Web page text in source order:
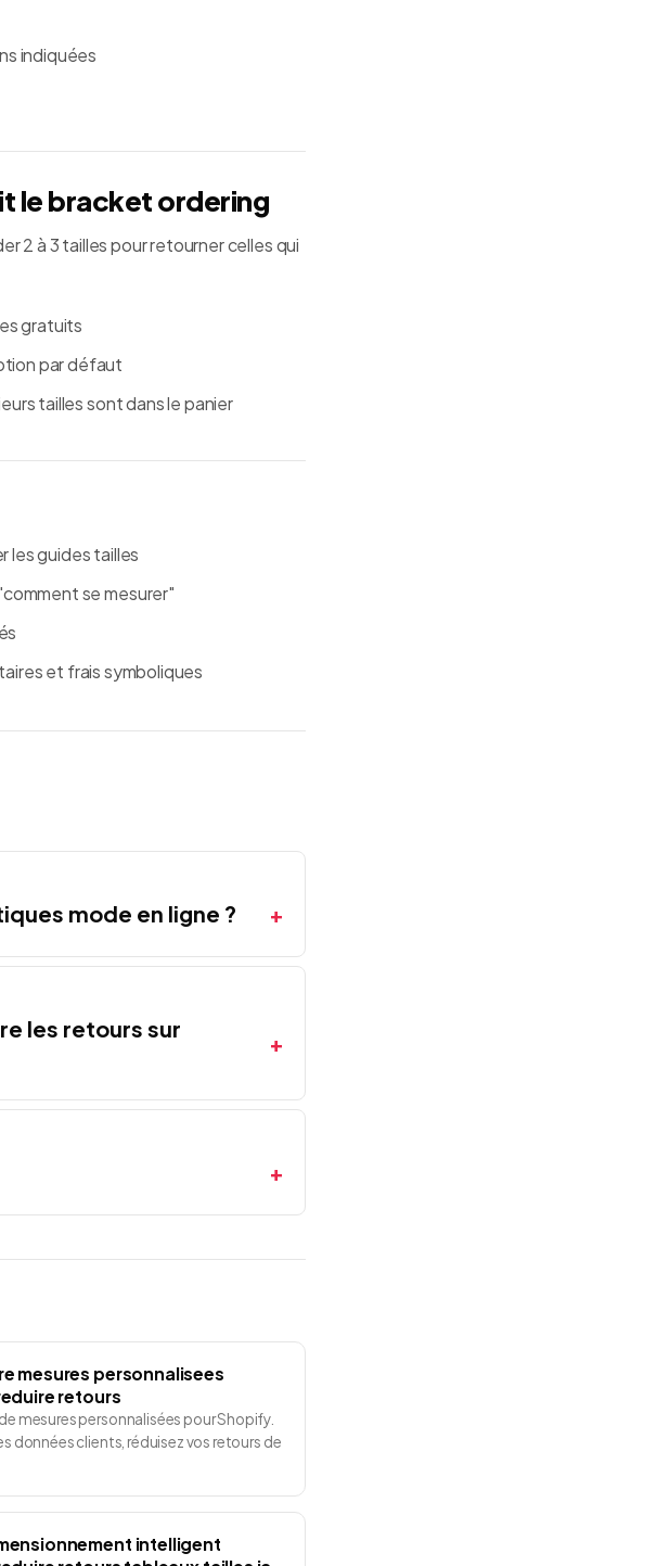
indiquées
le bracket ordering
2 à 3 tailles pour retourner celles qui
gratuits
par défaut
tailles sont dans le panier
les guides tailles
se mesurer"
et frais symboliques
mode en ligne ?
les retours sur
mesures personnalisees
retours
mesures personnalisées pour Shopify.
données clients, réduisez vos retours de
intelligent